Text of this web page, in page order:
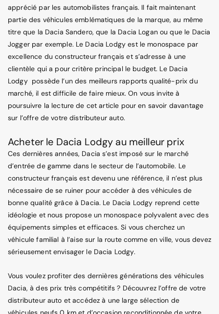
apprécié par les automobilistes français. Il fait maintenant
partie des véhicules emblématiques de la marque, au même
titre que la Dacia Sandero, que la Dacia Logan ou que le Dacia
Jogger par exemple. Le Dacia Lodgy est le monospace par
excellence du constructeur français et s’adresse à une
clientèle qui a pour critère principal le budget. Le Dacia
Lodgy possède l’un des meilleurs rapports qualité-prix du
marché, il est difficile de faire mieux. On vous invite à
poursuivre la lecture de cet article pour en savoir davantage
sur l’offre de votre distributeur auto.
Acheter le Dacia Lodgy au meilleur prix
Ces dernières années, Dacia s’est imposé sur le marché
d’entrée de gamme dans le secteur de l’automobile. Le
constructeur français est devenu une référence, il n’est plus
nécessaire de se ruiner pour accéder à des véhicules de
bonne qualité grâce à Dacia. Le Dacia Lodgy reprend cette
idéologie et nous propose un monospace polyvalent avec des
équipements simples et efficaces. Si vous cherchez un
véhicule familial à l’aise sur la route comme en ville, vous devez
sérieusement envisager le Dacia Lodgy.
Vous voulez profiter des dernières générations des véhicules
Dacia, à des prix très compétitifs ? Découvrez l’offre de votre
distributeur auto et accédez à une large sélection de